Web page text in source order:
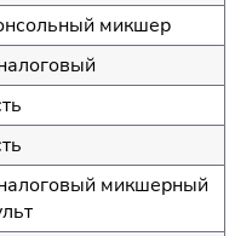
микшер
микшерный